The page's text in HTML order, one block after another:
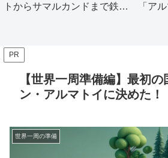
トからサマルカンドまで鉄道
「ア
PR
【世界一周準備編】最初
ン・アルマトイに決めた！
世界一周の準備